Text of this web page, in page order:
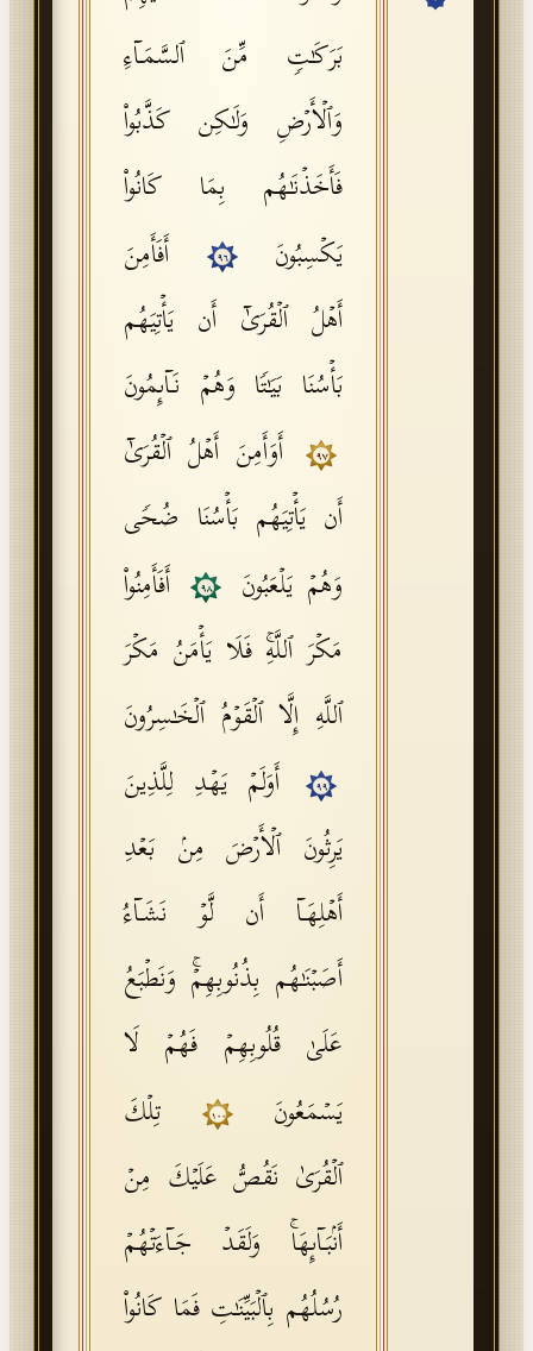
Tajweed Guide
Font Edition Tester
بَرَكَـٰتࣲ مِّنَ ٱلسَّمَاۤءِ
وَٱلۡأَرۡضِ وَلَـٰكِن كَذَّبُوا۟
فَأَخَذۡنَـٰهُم بِمَا كَانُوا۟
یَكۡسِبُونَ
٩٦
أَفَأَمِنَ
أَهۡلُ ٱلۡقُرَىٰۤ أَن یَأۡتِیَهُم
بَأۡسُنَا بَیَـٰتࣰا وَهُمۡ نَاۤىِٕمُونَ
٩٧
أَوَأَمِنَ أَهۡلُ ٱلۡقُرَىٰۤ
أَن یَأۡتِیَهُم بَأۡسُنَا ضُحࣰى
وَهُمۡ یَلۡعَبُونَ
٩٨
أَفَأَمِنُوا۟
مَكۡرَ ٱللَّهِۚ فَلَا یَأۡمَنُ مَكۡرَ
ٱللَّهِ إِلَّا ٱلۡقَوۡمُ ٱلۡخَـٰسِرُونَ
٩٩
أَوَلَمۡ یَهۡدِ لِلَّذِینَ
یَرِثُونَ ٱلۡأَرۡضَ مِنۢ بَعۡدِ
أَهۡلِهَاۤ أَن لَّوۡ نَشَاۤءُ
أَصَبۡنَـٰهُم بِذُنُوبِهِمۡۚ وَنَطۡبَعُ
عَلَىٰ قُلُوبِهِمۡ فَهُمۡ لَا
یَسۡمَعُونَ
١٠٠
تِلۡكَ
ٱلۡقُرَىٰ نَقُصُّ عَلَیۡكَ مِنۡ
أَنۢبَاۤىِٕهَاۚ وَلَقَدۡ جَاۤءَتۡهُمۡ
رُسُلُهُم بِٱلۡبَیِّنَـٰتِ فَمَا كَانُوا۟